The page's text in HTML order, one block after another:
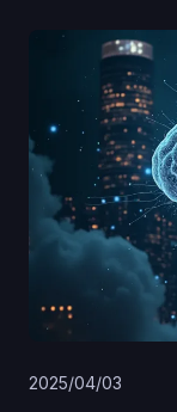
2025/04/03